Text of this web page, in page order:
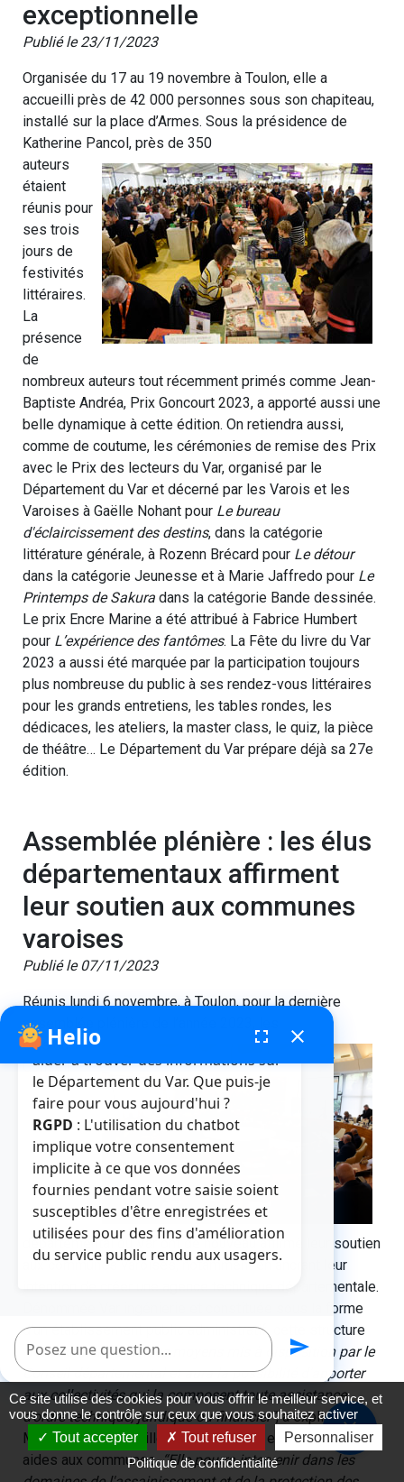
exceptionnelle
Publié le 23/11/2023
Organisée du 17 au 19 novembre à Toulon, elle a
accueilli près de 42 000 personnes sous son chapiteau,
installé sur la place d’Armes. Sous la présidence de
Katherine Pancol, près de 350
auteurs
étaient
réunis pour
ses trois
jours de
festivités
littéraires.
La
présence
de
nombreux auteurs tout récemment primés comme Jean-
Baptiste Andréa, Prix Goncourt 2023, a apporté aussi une
belle dynamique à cette édition. On retiendra aussi,
comme de coutume, les cérémonies de remise des Prix
avec le Prix des lecteurs du Var, organisé par le
Département du Var et décerné par les Varois et les
Varoises à Gaëlle Nohant pour Le bureau
d'éclaircissement des destins, dans la catégorie
littérature générale, à Rozenn Brécard pour Le détour
dans la catégorie Jeunesse et à Marie Jaffredo pour Le
Printemps de Sakura dans la catégorie Bande dessinée.
Le prix Encre Marine a été attribué à Fabrice Humbert
pour L’expérience des fantômes. La Fête du livre du Var
2023 a aussi été marquée par la participation toujours
plus nombreuse du public à ses rendez-vous littéraires
pour les grands entretiens, les tables rondes, les
dédicaces, les ateliers, la master class, le quiz, la pièce
de théâtre… Le Département du Var prépare déjà sa 27e
édition.
Assemblée plénière : les élus
départementaux affirment
leur soutien aux communes
varoises
Publié le 07/11/2023
Réunis lundi 6 novembre, à Toulon, pour la dernière
assemblée plénière de l’année 2023, les
élus du
Conseil
départemental du Var ont de nouveau affirmé leur soutien
aux communes varoises, notamment en ancrant leur
intention de créer une agence technique départementale.
Dénommée Var ingénierie et constituée sous la forme
d’un établissement public administratif, cette structure
“fonctionnera avec des moyens mis à disposition par le
Conseil départemental et aura la possibilité d’apporter
aux collectivités qui la composent toute assistance
d’ordre technique, juridique ou financier”, a expliqué
Marc Lauriol, conseiller départemental en charge des
aides aux communes.“Elle pourra intervenir dans les
close
Helio fenêtre de chatbot
fullscreen close
Bonjour, je suis Helio. Je peux vous
aider à trouver des informations sur
le Département du Var. Que puis-je
faire pour vous aujourd'hui ?
RGPD : L'utilisation du chatbot
implique votre consentement
implicite à ce que vos données
fournies pendant votre saisie soient
susceptibles d'être enregistrées et
utilisées pour des fins d'amélioration
du service public rendu aux usagers.
Poser une question send
Ce site utilise des cookies pour vous offrir le meilleur service, et
vous donne le contrôle sur ceux que vous souhaitez activer
Tout accepter
Tout refuser
Personnaliser
Politique de confidentialité